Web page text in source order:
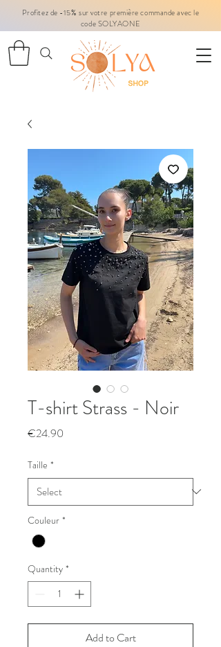
Profitez de -15% sur votre première commande avec le
code SOLYAONE
T-shirt Strass - Noir
€24.90
Taille *
Couleur *
Quantity *
Add to Cart